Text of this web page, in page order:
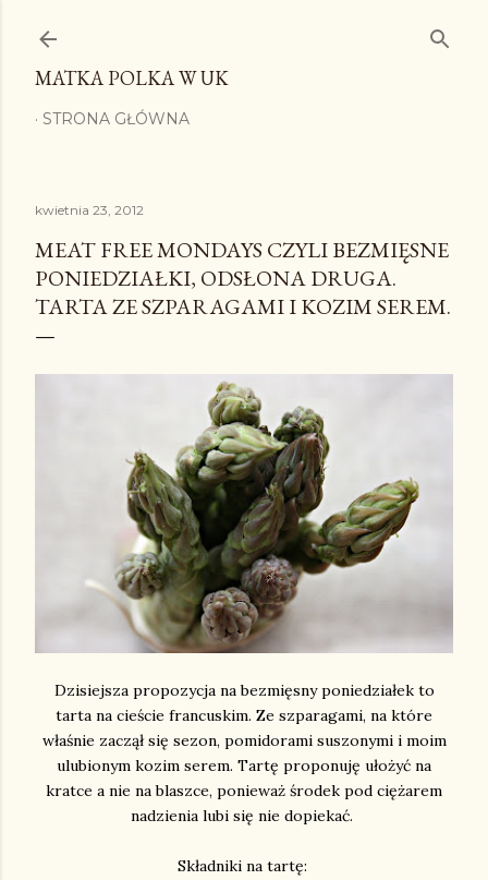
MATKA POLKA W UK
STRONA GŁÓWNA
kwietnia 23, 2012
MEAT FREE MONDAYS CZYLI BEZMIĘSNE
PONIEDZIAŁKI, ODSŁONA DRUGA.
TARTA ZE SZPARAGAMI I KOZIM SEREM.
Dzisiejsza propozycja na bezmięsny poniedziałek to
tarta na cieście francuskim. Ze szparagami, na które
właśnie zaczął się sezon, pomidorami suszonymi i moim
ulubionym kozim serem. Tartę proponuję ułożyć na
kratce a nie na blaszce, ponieważ środek pod ciężarem
nadzienia lubi się nie dopiekać.
Składniki na tartę: